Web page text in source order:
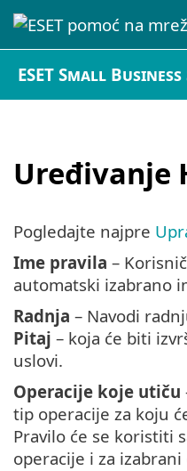
ESET Small
Uređivanje
Pogledajte najpre
Ime pravila –
automatski izabrano
Radnja – Navodi
Pitaj – koja će biti
uslovi.
Operacije koje utiču
tip operacije za koju
Pravilo će se koristiti
operacije i za izabrani